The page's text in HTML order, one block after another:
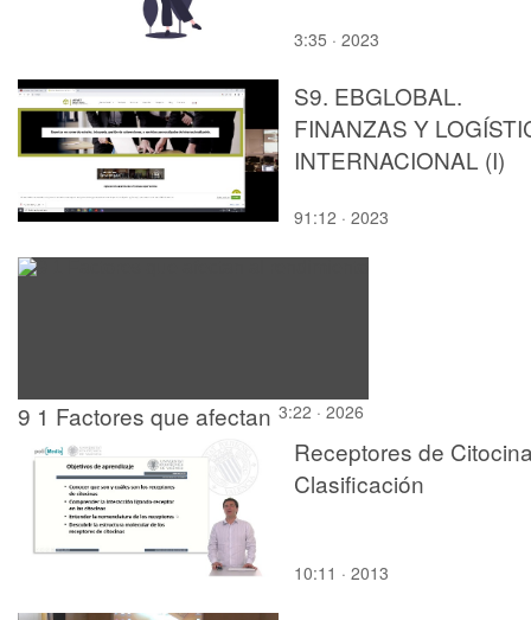
3:35 · 2023
S9. EBGLOBAL.
FINANZAS Y
INTERNACIONAL (I)
91:12 · 2023
9 1 Factores que afectan
al rendimiento
3:22 · 2026
Receptores de
Clasificación
10:11 · 2013